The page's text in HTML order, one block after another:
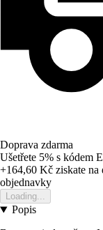
Doprava zdarma
Ušetřete 5% s kódem
+164,60 Kč ziskate na
objednavky
Loading...
Popis